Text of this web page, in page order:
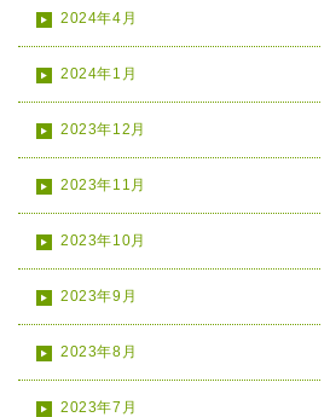
2024年4月
2024年1月
2023年12月
2023年11月
2023年10月
2023年9月
2023年8月
2023年7月